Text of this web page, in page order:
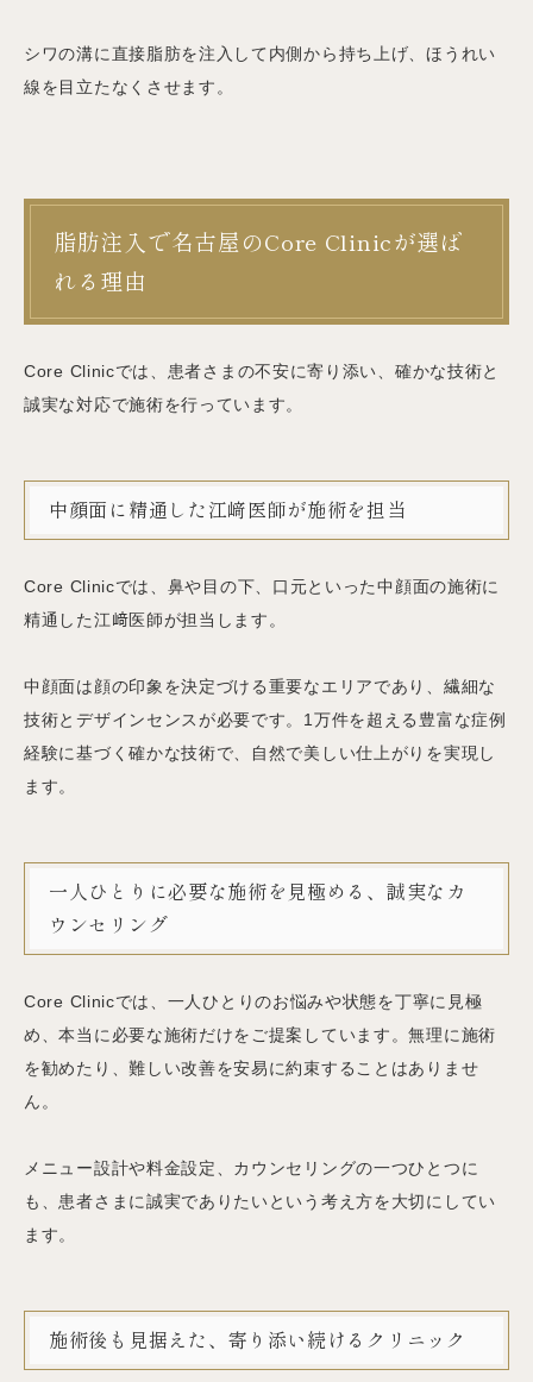
シワの溝に直接脂肪を注入して内側から持ち上げ、ほうれい
線を目立たなくさせます。
脂肪注入で名古屋のCore Clinicが選ば
れる理由
Core Clinicでは、患者さまの不安に寄り添い、確かな技術と
誠実な対応で施術を行っています。
中顔面に精通した江﨑医師が施術を担当
Core Clinicでは、鼻や目の下、口元といった中顔面の施術に
精通した江﨑医師が担当します。
中顔面は顔の印象を決定づける重要なエリアであり、繊細な
技術とデザインセンスが必要です。1万件を超える豊富な症例
経験に基づく確かな技術で、自然で美しい仕上がりを実現し
ます。
一人ひとりに必要な施術を見極める、誠実なカ
ウンセリング
Core Clinicでは、一人ひとりのお悩みや状態を丁寧に見極
め、本当に必要な施術だけをご提案しています。無理に施術
を勧めたり、難しい改善を安易に約束することはありませ
ん。
メニュー設計や料金設定、カウンセリングの一つひとつに
も、患者さまに誠実でありたいという考え方を大切にしてい
ます。
施術後も見据えた、寄り添い続けるクリニック